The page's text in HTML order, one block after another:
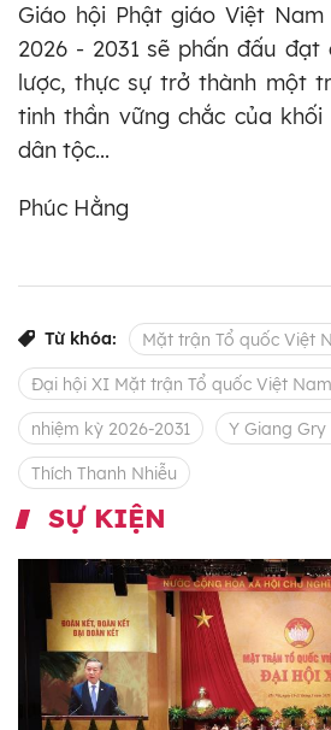
Giáo hội Phật giáo Việt
2026 - 2031 sẽ phấn đấu đạt
lược, thực sự trở thành một
tinh thần vững chắc của
dân tộc...
Phúc Hằng
Từ khóa: Mặt trận Tổ quốc Việt
Đại hội XI Mặt trận Tổ quốc Việt Nam
nhiệm kỳ 2026-2031 Y Giang
Thích Thanh Nhiễu
SỰ KIỆN